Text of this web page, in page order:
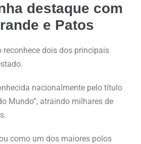
destaque com
e Patos
reconhece dois dos principais
nacionalmente pelo título
Mundo”, atraindo milhares de
como um dos maiores polos